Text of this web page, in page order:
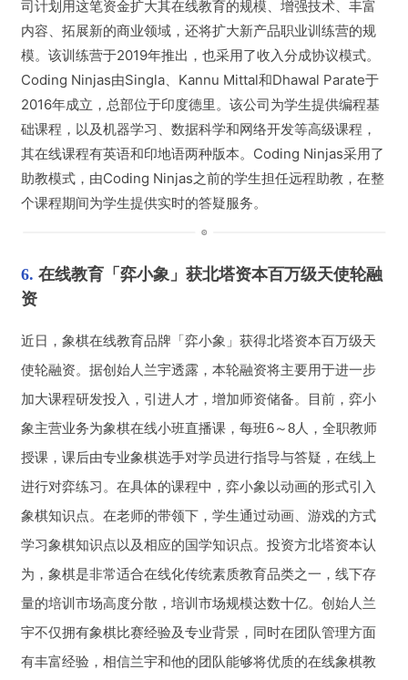
司计划用这笔资金扩大其在线教育的规模、增强技术、丰富
内容、拓展新的商业领域，还将扩大新产品职业训练营的规
模。 该训练营于2019年推出，也采用了收入分成协议模式。
Coding Ninjas由Singla、Kannu Mittal和Dhawal Parate于
2016年成立，总部位于印度德里。 该公司为学生提供编程基
础课程，以及机器学习、数据科学和网络开发等高级课程，
其在线课程有英语和印地语两种版本。 Coding Ninjas采用了
助教模式，由Coding Ninjas之前的学生担任远程助教，在整
个课程期间为学生提供实时的答疑服务。
6. 在线教育「弈小象」获北塔资本百万级天使轮融
资
近日，象棋在线教育品牌「弈小象」获得北塔资本百万级天
使轮融资。据创始人兰宇透露，本轮融资将主要用于进一步
加大课程研发投入，引进人才，增加师资储备。目前，弈小
象主营业务为象棋在线小班直播课，每班6～8人，全职教师
授课，课后由专业象棋选手对学员进行指导与答疑，在线上
进行对弈练习。在具体的课程中，弈小象以动画的形式引入
象棋知识点。在老师的带领下，学生通过动画、游戏的方式
学习象棋知识点以及相应的国学知识点。投资方北塔资本认
为，象棋是非常适合在线化传统素质教育品类之一，线下存
量的培训市场高度分散，培训市场规模达数十亿。创始人兰
宇不仅拥有象棋比赛经验及专业背景，同时在团队管理方面
有丰富经验，相信兰宇和他的团队能够将优质的在线象棋教